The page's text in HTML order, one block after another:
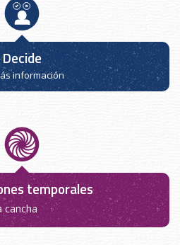
Decide
información
temporales
cancha